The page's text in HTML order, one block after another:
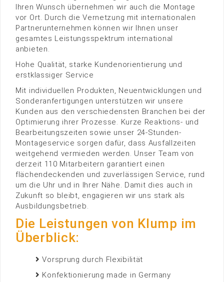
Ihren Wunsch übernehmen wir auch die Montage
vor Ort. Durch die Vernetzung mit internationalen
Partnerunternehmen können wir Ihnen unser
gesamtes Leistungsspektrum international
anbieten.
Hohe Qualität, starke Kundenorientierung und
erstklassiger Service
Mit individuellen Produkten, Neuentwicklungen und
Sonderanfertigungen unterstützen wir unsere
Kunden aus den verschiedensten Branchen bei der
Optimierung ihrer Prozesse. Kurze Reaktions- und
Bearbeitungszeiten sowie unser 24-Stunden-
Montageservice sorgen dafür, dass Ausfallzeiten
weitgehend vermieden werden. Unser Team von
derzeit 110 Mitarbeitern garantiert einen
flächendeckenden und zuverlässigen Service, rund
um die Uhr und in Ihrer Nähe. Damit dies auch in
Zukunft so bleibt, engagieren wir uns stark als
Ausbildungsbetrieb.
Die Leistungen von Klump im
Überblick:
Vorsprung durch Flexibilität
Konfektionierung made in Germany